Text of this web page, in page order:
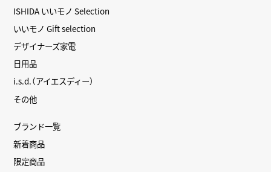
ISHIDA いいモノ Selection
いいモノ Gift selection
デザイナーズ家電
日用品
i.s.d.（アイエスディー）
その他
ブランド一覧
新着商品
限定商品